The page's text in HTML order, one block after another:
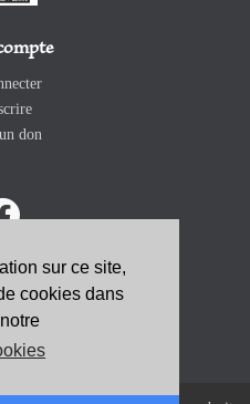
sur ce site,
cookies dans
don
VOUS